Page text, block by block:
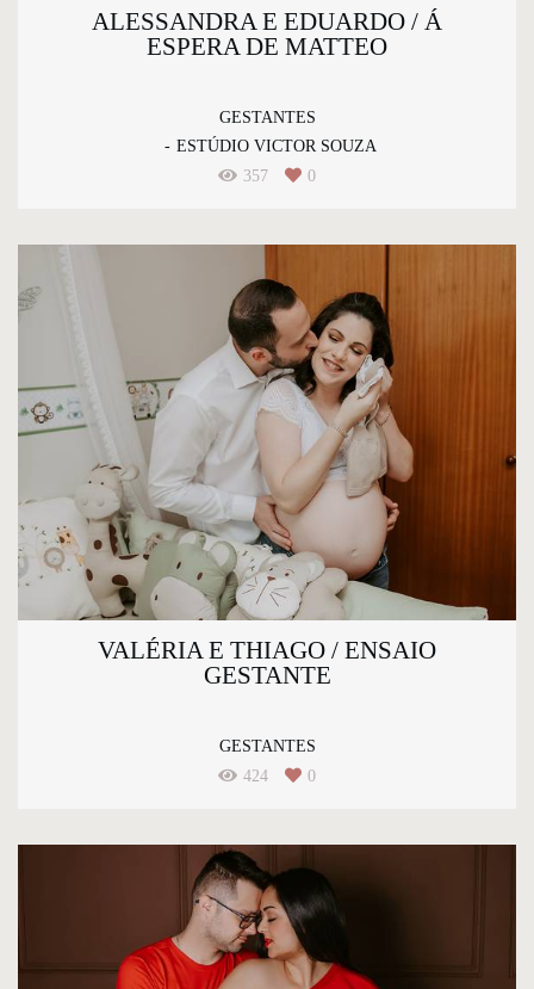
ALESSANDRA E EDUARDO / Á
ESPERA DE MATTEO
GESTANTES
ESTÚDIO VICTOR SOUZA
357
0
VALÉRIA E THIAGO / ENSAIO
GESTANTE
GESTANTES
424
0